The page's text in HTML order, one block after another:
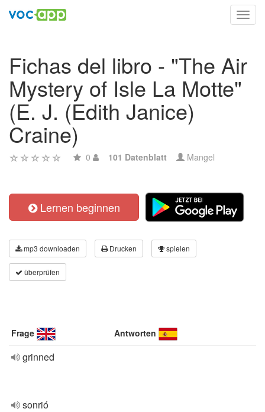
Fichas del libro - "The Air
Mystery of Isle La Motte"
(E. J. (Edith Janice)
Craine)
0 101 Datenblatt Mangel
Lernen beginnen
mp3 downloaden Drucken spielen
überprüfen
Frage Antworten
grinned
sonrió